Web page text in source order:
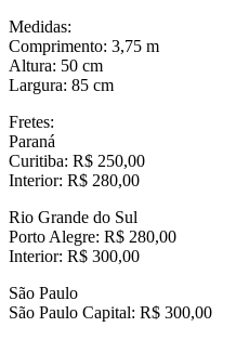
Medidas:
Comprimento: 3,75 m
Altura: 50 cm
Largura: 85 cm
Fretes:
Paraná
Curitiba: R$ 250,00
Interior: R$ 280,00
Rio Grande do Sul
Porto Alegre: R$ 280,00
Interior: R$ 300,00
São Paulo
São Paulo Capital: R$ 300,00